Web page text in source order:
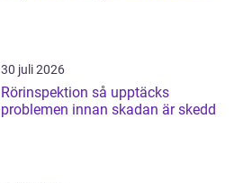
30 juli 2026
Rörinspektion så upptäcks
problemen innan skadan är skedd